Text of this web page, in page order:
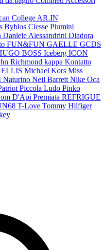
College AR.IN
Byblos Ciesse Piumini
Daniele Alessandrini Diadora
FUN&FUN GAELLE GCDS
BOSS Iceberg ICON
Richmond kappa Kontatto
Michael Kors Miss
Naturino Neil Barrett Nike Oca
Piccola Ludo Pinko
D'Api Premiata REFRIGUE
T-Love Tommy Hilfiger